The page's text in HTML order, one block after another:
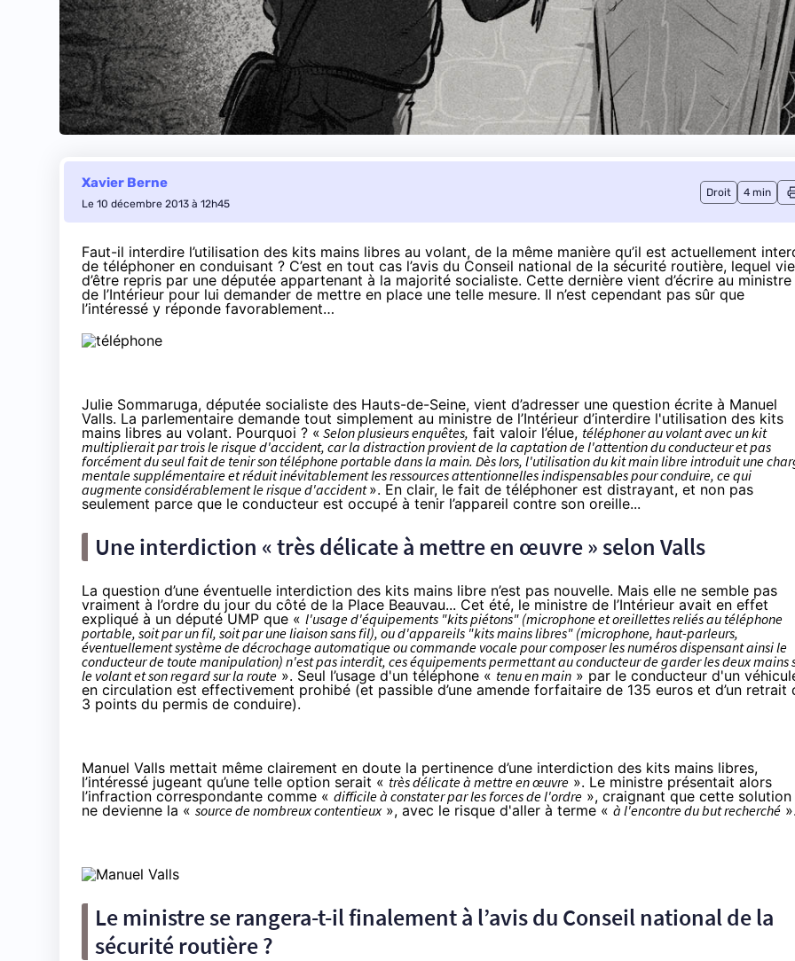
Xavier Berne
Le 10 décembre 2013 à 12h45
Droit 4 min
Faut-il interdire l’utilisation des kits mains libres au volant, de la même manière qu’il est actuellement
de téléphoner en conduisant ? C’est en tout cas l’avis du Conseil national de la sécurité routière, lequel
d’être repris par une députée appartenant à la majorité socialiste. Cette dernière vient d’écrire au ministre
de l’Intérieur pour lui demander de mettre en place une telle mesure. Il n’est cependant pas sûr que
l’intéressé y réponde favorablement…
Julie Sommaruga, députée socialiste des Hauts-de-Seine, vient d’adresser une question écrite à Manuel
Valls. La parlementaire demande tout simplement au ministre de l’Intérieur d’interdire l'utilisation des kits
mains libres au volant. Pourquoi ? « Selon plusieurs enquêtes, fait valoir l’élue, téléphoner au volant avec un kit
multiplierait par trois le risque d'accident, car la distraction provient de la captation de l'attention du conducteur et pas
forcément du seul fait de tenir son téléphone portable dans la main. Dès lors, l'utilisation du kit main libre introduit une
mentale supplémentaire et réduit inévitablement les ressources attentionnelles indispensables pour conduire, ce qui
augmente considérablement le risque d'accident». En clair, le fait de téléphoner est distrayant, et non pas
seulement parce que le conducteur est occupé à tenir l’appareil contre son oreille...
Une interdiction « très délicate à mettre en œuvre » selon Valls
La question d’une éventuelle interdiction des kits mains libre n’est pas nouvelle. Mais elle ne semble pas
vraiment à l’ordre du jour du côté de la Place Beauvau... Cet été, le ministre de l’Intérieur avait en effet
expliqué à un député UMP que « l'usage d'équipements "kits piétons" (microphone et oreillettes reliés au téléphone
portable, soit par un fil, soit par une liaison sans fil), ou d'appareils "kits mains libres" (microphone, haut-parleurs,
éventuellement système de décrochage automatique ou commande vocale pour composer les numéros dispensant ainsi le
conducteur de toute manipulation) n'est pas interdit, ces équipements permettant au conducteur de garder les deux mains
le volant et son regard sur la route ». Seul l’usage d'un téléphone « tenu en main » par le conducteur d'un
en circulation est effectivement prohibé (et passible d’une amende forfaitaire de 135 euros et d’un retrait
3 points du permis de conduire).
Manuel Valls mettait même clairement en doute la pertinence d’une interdiction des kits mains libres,
l’intéressé jugeant qu’une telle option serait « très délicate à mettre en œuvre ». Le ministre présentait alors
l’infraction correspondante comme « difficile à constater par les forces de l'ordre », craignant que cette solution
ne devienne la « source de nombreux contentieux», avec le risque d'aller à terme « à l'encontre du but recherché
Le ministre se rangera-t-il finalement à l’avis du Conseil national de la
sécurité routière ?